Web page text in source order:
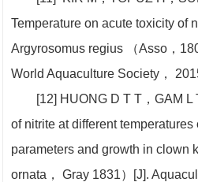
Temperature on acute toxicity of
Argyrosomus regius （Asso，
World Aquaculture Society，
[12] HUONG D T T，GAM
of nitrite at different temperatures
parameters and growth in clown
ornata， Gray 1831）[J].